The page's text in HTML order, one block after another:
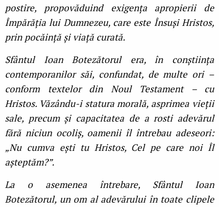
postire, propovăduind exigenţa apropierii de
Împărăţia lui Dumnezeu, care este Însuși Hristos,
prin pocăinţă și viaţă curată.
Sfântul Ioan Botezătorul era, în conștiinţa
contemporanilor săi, confundat, de multe ori –
conform textelor din Noul Testament – cu
Hristos. Văzându-i statura morală, asprimea vieţii
sale, precum și capacitatea de a rosti adevărul
fără niciun ocoliș, oamenii îl întrebau adeseori:
„Nu cumva ești tu Hristos, Cel pe care noi Îl
așteptăm?”.
La o asemenea întrebare, Sfântul Ioan
Botezătorul, un om al adevărului în toate clipele